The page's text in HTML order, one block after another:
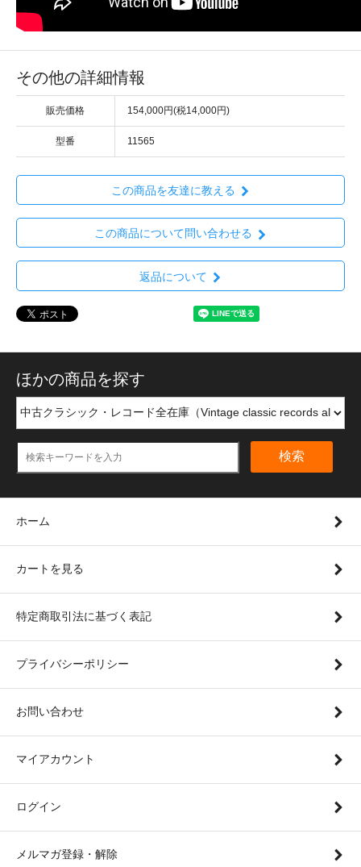
その他の詳細情報
販売価格 154,000円(税14,000円)
型番 11565
この商品を友達に教える
この商品について問い合わせる
返品について
ほかの商品を探す
検索
ホーム
カートを見る
特定商取引法に基づく表記
プライバシーポリシー
お問い合わせ
マイアカウント
ログイン
メルマガ登録・解除